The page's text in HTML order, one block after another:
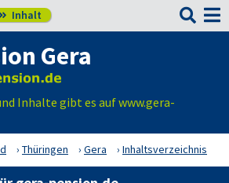
Inhalt 
Gera
Inhalte gibt es auf www.gera-
Thüringen Gera Inhaltsverzeichnis